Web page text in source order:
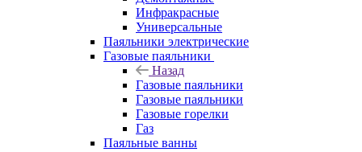
Инфракрасные
Универсальные
Паяльники электрические
Газовые паяльники
Назад
Газовые паяльники
Газовые паяльники
Газовые горелки
Газ
Паяльные ванны